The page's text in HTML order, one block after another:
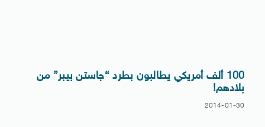
100 ألف أمريكي يطالبون بطرد “جاستن بيبر” من
بلادهم!
2014-01-30